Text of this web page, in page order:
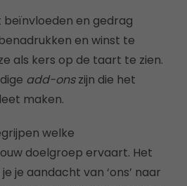
en gedrag
en winst te
als kers op de taart te zien.
add-onszijn die het
maken.
welke
doelgroep ervaart. Het
je aandacht van ‘ons’ naar